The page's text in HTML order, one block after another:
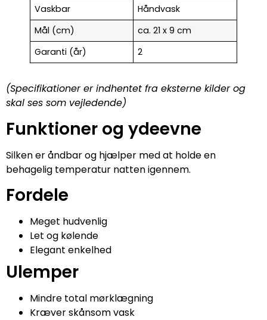
Vaskbar
Håndvask
Mål (cm)
ca. 21 x 9 cm
Garanti (år)
2
(Specifikationer er indhentet fra eksterne kilder og
skal ses som vejledende)
Funktioner og ydeevne
Silken er åndbar og hjælper med at holde en
behagelig temperatur natten igennem.
Fordele
Meget hudvenlig
Let og kølende
Elegant enkelhed
Ulemper
Mindre total mørklægning
Kræver skånsom vask